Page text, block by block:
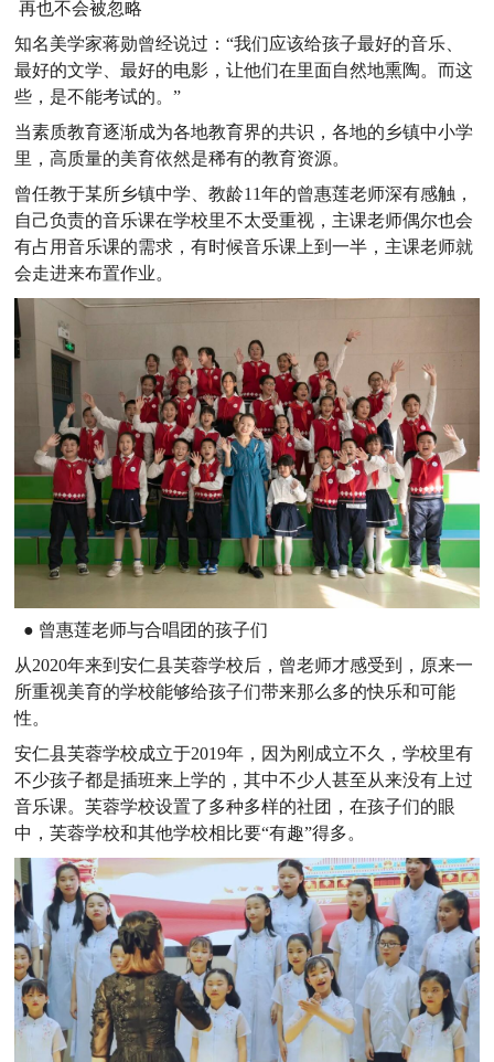
再也不会被忽略
知名美学家蒋勋曾经说过：“我们应该给孩子最好的音乐、
最好的文学、最好的电影，让他们在里面自然地熏陶。而这
些，是不能考试的。”
当素质教育逐渐成为各地教育界的共识，各地的乡镇中小学
里，高质量的美育依然是稀有的教育资源。
曾任教于某所乡镇中学、教龄11年的曾惠莲老师深有感触，
自己负责的音乐课在学校里不太受重视，主课老师偶尔也会
有占用音乐课的需求，有时候音乐课上到一半，主课老师就
会走进来布置作业。
● 曾惠莲老师与合唱团的孩子们
从2020年来到安仁县芙蓉学校后，曾老师才感受到，原来一
所重视美育的学校能够给孩子们带来那么多的快乐和可能
性。
安仁县芙蓉学校成立于2019年，因为刚成立不久，学校里有
不少孩子都是插班来上学的，其中不少人甚至从来没有上过
音乐课。芙蓉学校设置了多种多样的社团，在孩子们的眼
中，芙蓉学校和其他学校相比要“有趣”得多。